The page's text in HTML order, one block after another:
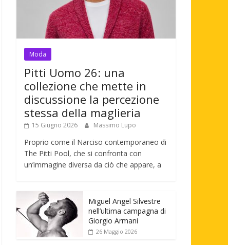
Moda
Pitti Uomo 26: una
collezione che mette in
discussione la percezione
stessa della maglieria
15 Giugno 2026 Massimo Lupo
Proprio come il Narciso contemporaneo di
The Pitti Pool, che si confronta con
un’immagine diversa da ciò che appare, a
Miguel Angel Silvestre
nell’ultima campagna di
Giorgio Armani
26 Maggio 2026